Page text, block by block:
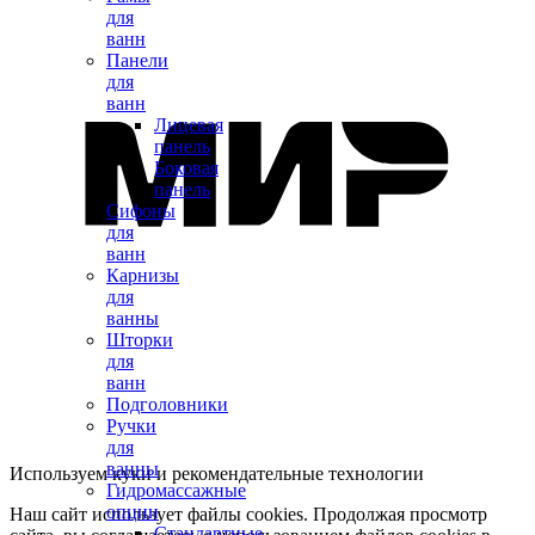
для
ванн
Панели
для
ванн
Лицевая
панель
Боковая
панель
Сифоны
для
ванн
Карнизы
для
ванны
Шторки
для
ванн
Подголовники
Ручки
для
ванны
Гидромассажные
опции
Используем куки и рекомендательные технологии
Наш сайт использует файлы cookies. Продолжая просмотр